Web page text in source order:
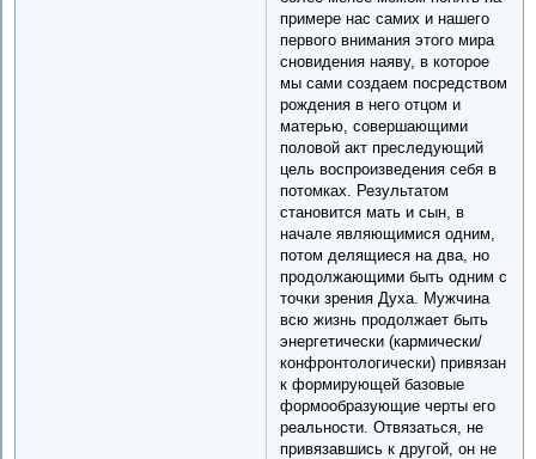
примере нас самих и нашего
первого внимания этого мира
сновидения наяву, в которое
мы сами создаем посредством
рождения в него отцом и
матерью, совершающими
половой акт преследующий
цель воспроизведения себя в
потомках. Результатом
становится мать и сын, в
начале являющимися одним,
потом делящиеся на два, но
продолжающими быть одним с
точки зрения Духа. Мужчина
всю жизнь продолжает быть
энергетически (кармически/
конфронтологически) привязан
к формирующей базовые
формообразующие черты его
реальности. Отвязаться, не
привязавшись к другой, он не